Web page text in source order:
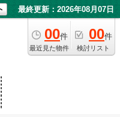
最終更新：2026年08月07日
00件
最近見た物件
00件
検討リスト